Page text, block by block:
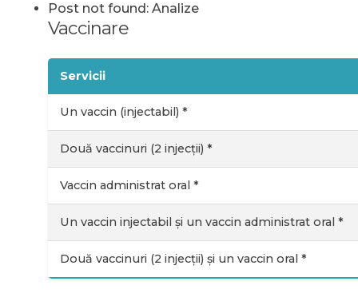
Post not found: Analize
Vaccinare
Servicii
Un vaccin (injectabil) *
Două vaccinuri (2 injecții) *
Vaccin administrat oral *
Un vaccin injectabil și un vaccin administrat oral *
Două vaccinuri (2 injecții) și un vaccin oral *